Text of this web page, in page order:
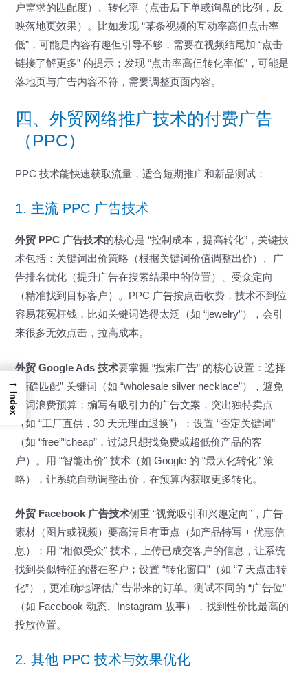
户需求的匹配度）、转化率（点击后下单或询盘的比例，反
映落地页效果）。比如发现 “某条视频的互动率高但点击率
低”，可能是内容有趣但引导不够，需要在视频结尾加 “点击
链接了解更多” 的提示；发现 “点击率高但转化率低”，可能是
落地页与广告内容不符，需要调整页面内容。
四、外贸网络推广技术的付费广告
（PPC）
PPC 技术能快速获取流量，适合短期推广和新品测试：
1. 主流 PPC 广告技术
外贸 PPC 广告技术的核心是 “控制成本，提高转化”，关键技
术包括：关键词出价策略（根据关键词价值调整出价）、广
告排名优化（提升广告在搜索结果中的位置）、受众定向
（精准找到目标客户）。PPC 广告按点击收费，技术不到位
容易花冤枉钱，比如关键词选得太泛（如 “jewelry”），会引
来很多无效点击，拉高成本。
外贸 Google Ads 技术要掌握 “搜索广告” 的核心设置：选择
“精确匹配” 关键词（如 “wholesale silver necklace”），避免
泛词浪费预算；编写有吸引力的广告文案，突出独特卖点
（如 “工厂直供，30 天无理由退换”）；设置 “否定关键词”
（如 “free”“cheap”，过滤只想找免费或超低价产品的客
户）。用 “智能出价” 技术（如 Google 的 “最大化转化” 策
略），让系统自动调整出价，在预算内获取更多转化。
外贸 Facebook 广告技术侧重 “视觉吸引和兴趣定向”，广告
素材（图片或视频）要高清且有重点（如产品特写 + 优惠信
息）；用 “相似受众” 技术，上传已成交客户的信息，让系统
找到类似特征的潜在客户；设置 “转化窗口”（如 “7 天点击转
化”），更准确地评估广告带来的订单。测试不同的 “广告位”
（如 Facebook 动态、Instagram 故事），找到性价比最高的
投放位置。
2. 其他 PPC 技术与效果优化
→
Index